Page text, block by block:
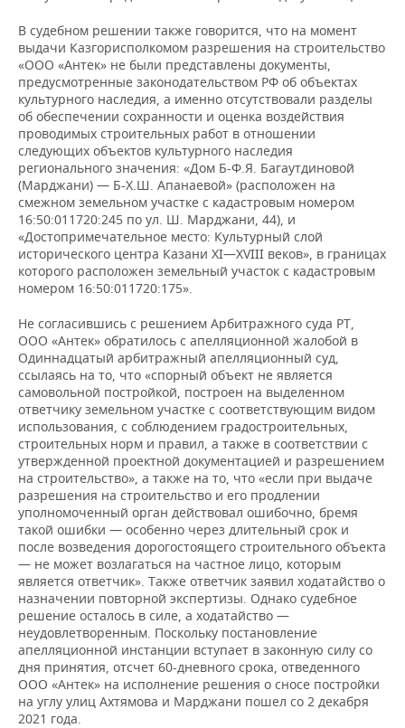
В судебном решении также говорится, что на момент
выдачи Казгорисполкомом разрешения на строительство
«ООО «Антек» не были представлены документы,
предусмотренные законодательством РФ об объектах
культурного наследия, а именно отсутствовали разделы
об обеспечении сохранности и оценка воздействия
проводимых строительных работ в отношении
следующих объектов культурного наследия
регионального значения: «Дом Б-Ф.Я. Багаутдиновой
(Марджани) — Б-Х.Ш. Апанаевой» (расположен на
смежном земельном участке с кадастровым номером
16:50:011720:245 по ул. Ш. Марджани, 44), и
«Достопримечательное место: Культурный слой
исторического центра Казани XI—XVIII веков», в границах
которого расположен земельный участок с кадастровым
номером 16:50:011720:175».
Не согласившись с решением Арбитражного суда РТ,
ООО «Антек» обратилось с апелляционной жалобой в
Одиннадцатый арбитражный апелляционный суд,
ссылаясь на то, что «спорный объект не является
самовольной постройкой, построен на выделенном
ответчику земельном участке с соответствующим видом
использования, с соблюдением градостроительных,
строительных норм и правил, а также в соответствии с
утвержденной проектной документацией и разрешением
на строительство», а также на то, что «если при выдаче
разрешения на строительство и его продлении
уполномоченный орган действовал ошибочно, бремя
такой ошибки — особенно через длительный срок и
после возведения дорогостоящего строительного объекта
— не может возлагаться на частное лицо, которым
является ответчик». Также ответчик заявил ходатайство о
назначении повторной экспертизы. Однако судебное
решение осталось в силе, а ходатайство —
неудовлетворенным. Поскольку постановление
апелляционной инстанции вступает в законную силу со
дня принятия, отсчет 60-дневного срока, отведенного
ООО «Антек» на исполнение решения о сносе постройки
на углу улиц Ахтямова и Марджани пошел со 2 декабря
2021 года.